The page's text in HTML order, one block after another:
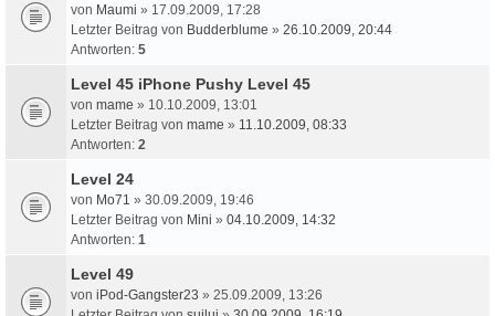
von Maumi » 17.09.2009, 17:28
Letzter Beitrag von Budderblume » 26.10.2009, 20:44
Antworten: 5
Level 45 iPhone Pushy Level 45
von mame » 10.10.2009, 13:01
Letzter Beitrag von mame » 11.10.2009, 08:33
Antworten: 2
Level 24
von Mo71 » 30.09.2009, 19:46
Letzter Beitrag von Mini » 04.10.2009, 14:32
Antworten: 1
Level 49
von iPod-Gangster23 » 25.09.2009, 13:26